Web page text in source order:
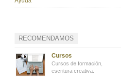
RECOMENDAMOS
Cursos
Cursos de formación,
escritura creativa.